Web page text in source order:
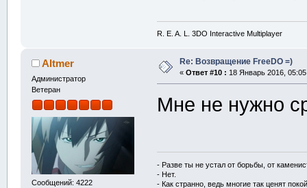
R. E. A. L. 3DO Interactive Multiplayer
Altmer
Администратор
Ветеран
Сообщений: 4222
Re: Возвращение FreeDO =)
« Ответ #10 : 18 Январь 2016,
Мне не нужно
- Разве ты не устал от борьбы, от
- Нет.
- Как странно, ведь многие так ценят